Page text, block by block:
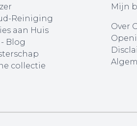
Reiniging
aan Huis
Blog
collectie
Mijn
Over